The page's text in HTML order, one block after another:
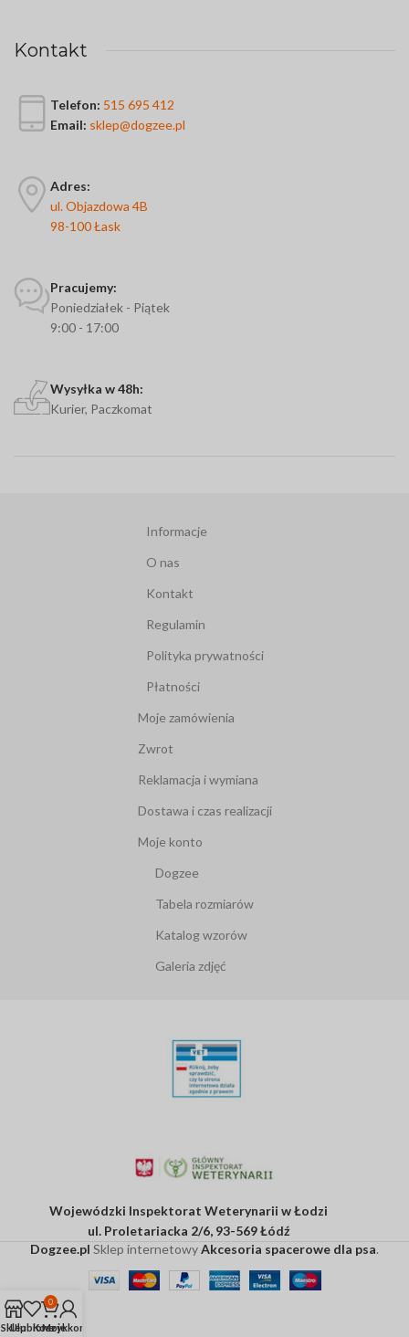
Kontakt
Telefon: 515 695 412
Email: sklep@dogzee.pl
Adres:
ul. Objazdowa 4B
98-100 Łask
Pracujemy:
Poniedziałek - Piątek
9:00 - 17:00
Wysyłka w 48h:
Kurier, Paczkomat
Informacje
O nas
Kontakt
Regulamin
Polityka prywatności
Płatności
Moje zamówienia
Zwrot
Reklamacja i wymiana
Dostawa i czas realizacji
Moje konto
Dogzee
Tabela rozmiarów
Katalog wzorów
Galeria zdjęć
Wojewódzki Inspektorat Weterynarii w Łodzi
ul. Proletariacka 2/6, 93-569 Łódź
Dogzee.pl Sklep internetowyAkcesoria spacerowe dla psa.
Sklep
Ulubione
0
Koszyk
Moje konto